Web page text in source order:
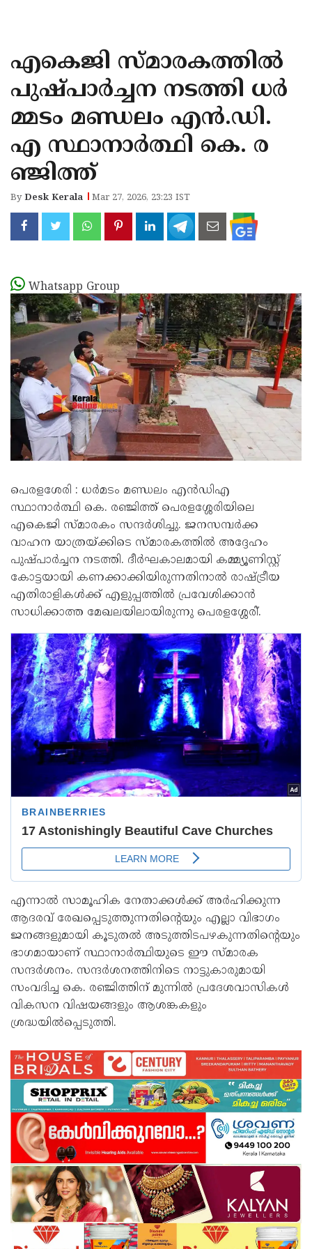
KANNUR
KASARAGOD
എകെജി സ്മാരകത്തില്‍
പുഷ്പാര്‍ച്ചന നടത്തി ധർ
മ്മടം മണ്ഡലം എൻ.ഡി.
എ സ്ഥാനാർത്ഥി കെ. ര
ഞ്ജിത്ത്
ByDesk Kerala Mar 27, 2026, 23:23 IST
Whatsapp Group
പെരളശേരി : ധര്‍മടം മണ്ഡലം എന്‍ഡിഎ
സ്ഥാനാര്‍ത്ഥി കെ. രഞ്ജിത്ത് പെരളശ്ശേരിയിലെ
എകെജി സ്മാരകം സന്ദര്‍ശിച്ചു. ജനസമ്പര്‍ക്ക
വാഹന യാത്രയ്ക്കിടെ സ്മാരകത്തില്‍ അദ്ദേഹം
പുഷ്പാര്‍ച്ചന നടത്തി. ദീര്‍ഘകാലമായി കമ്മ്യൂണിസ്റ്റ്
കോട്ടയായി കണക്കാക്കിയിരുന്നതിനാല്‍ രാഷ്ട്രീയ
എതിരാളികള്‍ക്ക് എളുപ്പത്തില്‍ പ്രവേശിക്കാന്‍
സാധിക്കാത്ത മേഖലയിലായിരുന്നു പെരളശ്ശേരി്.
എന്നാല്‍ സാമൂഹിക നേതാക്കള്‍ക്ക് അര്‍ഹിക്കുന്ന
ആദരവ് രേഖപ്പെടുത്തുന്നതിന്റെയും എല്ലാ വിഭാഗം
ജനങ്ങളുമായി കൂടുതല്‍ അടുത്തിടപഴകുന്നതിന്റെയും
ഭാഗമായാണ് സ്ഥാനാര്‍ത്ഥിയുടെ ഈ സ്മാരക
സന്ദര്‍ശനം. സന്ദര്‍ശനത്തിനിടെ നാട്ടുകാരുമായി
സംവദിച്ച കെ. രഞ്ജിത്തിന് മുന്നില്‍ പ്രദേശവാസികള്‍
വികസന വിഷയങ്ങളും ആശങ്കകളും
ശ്രദ്ധയില്‍പ്പെടുത്തി.